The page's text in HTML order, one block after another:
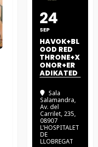
24
SEP
HAVOK+BL
OOD RED
THRONE+X
ONOR+ER
ADIKATED
Sala
Salamandra,
Av. del
Carrilet, 235,
08907
L'HOSPITALET
DE
LLOBREGAT